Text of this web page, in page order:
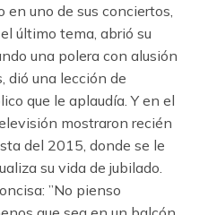
uno de sus conciertos,
último tema, abrió su
una polera con alusión
dió una lección de
que le aplaudía. Y en el
mostraron recién
del 2015, donde se le
su vida de jubilado.
”No pienso